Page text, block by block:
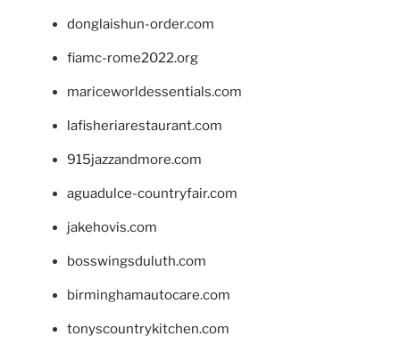
donglaishun-order.com
fiamc-rome2022.org
mariceworldessentials.com
lafisheriarestaurant.com
915jazzandmore.com
aguadulce-countryfair.com
jakehovis.com
bosswingsduluth.com
birminghamautocare.com
tonyscountrykitchen.com